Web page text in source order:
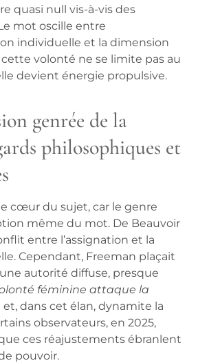
quasi null vis-à-vis des
mot oscille entre
individuelle et la dimension
cette volonté ne se limite pas au
devient énergie propulsive.
genrée de la
philosophiques et
cœur du sujet, car le genre
même du mot. De Beauvoir
entre l’assignation et la
Cependant, Freeman plaçait
autorité diffuse, presque
féminine attaque la
et, dans cet élan, dynamite la
observateurs, en 2025,
ces réajustements ébranlent
pouvoir.